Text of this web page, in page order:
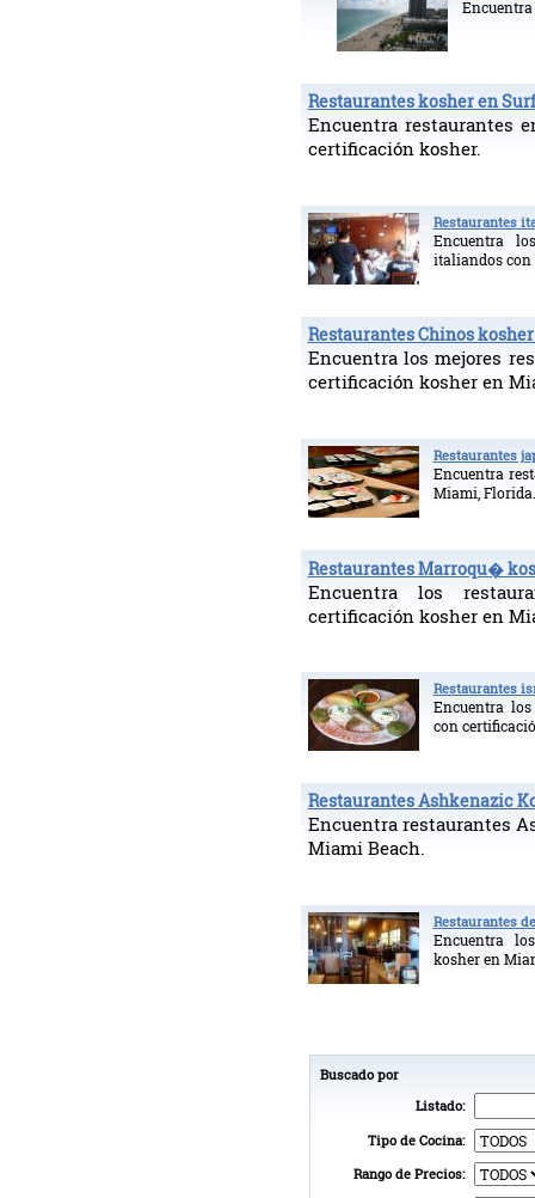
Restaurantes kosher en
Encuentra restaurantes
certificación kosher.
Restaurantes
Encuentra
italiandos con
Restaurantes Chinos
Encuentra los mejores
certificación kosher en
Restaurantes
Encuentra
Miami, Florida.
Restaurantes Marroqu�
Encuentra los
certificación kosher en
Restaurantes
Encuentra
con
Restaurantes Ashkenazic
Encuentra restaurantes
Miami Beach.
Restaurantes
Encuentra
kosher en
Buscado por
Listado:
Tipo de Cocina:
Rango de Precios: